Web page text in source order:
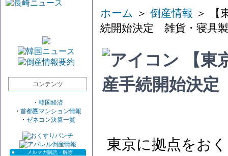
コンテンツ
・ 韓国経済
・ 首都圏マンション情報
・ ゼネコン決算一覧
メルマガ購読・解除
ホーム ＞ 倒産情報 ＞ 【
続開始決定 雑貨・寝具
【東
産手続開始決
東京に拠点をお